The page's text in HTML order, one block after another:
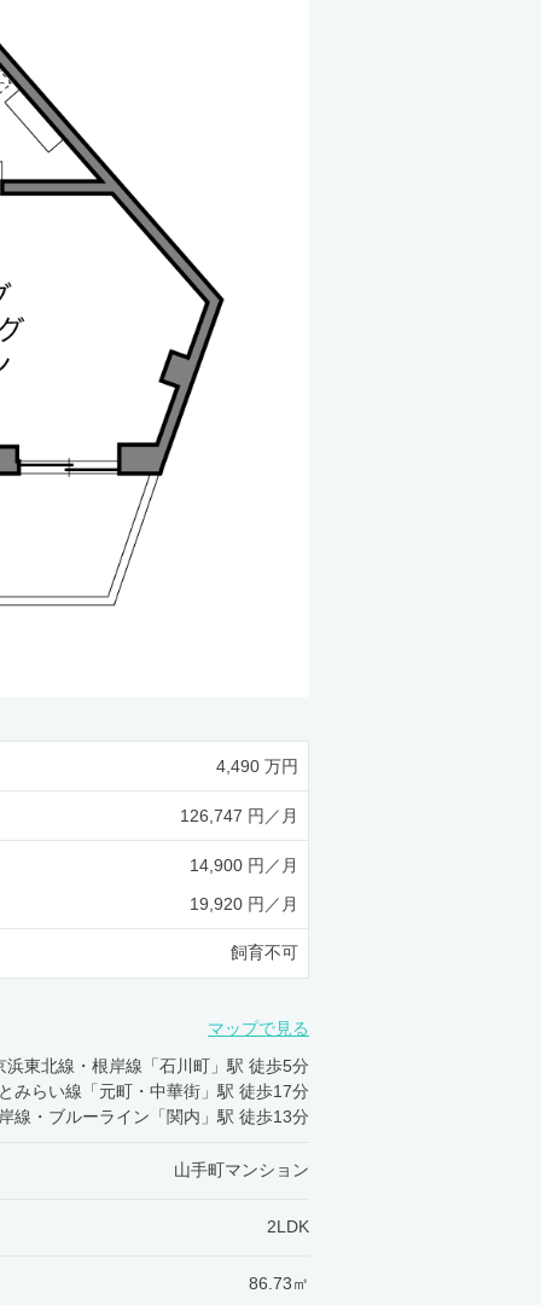
4,490 万円
126,747 円／月
14,900 円／月
19,920 円／月
飼育不可
マップで見る
浜東北線・根岸線「石川町」駅 徒歩5分
みらい線「元町・中華街」駅 徒歩17分
線・ブルーライン「関内」駅 徒歩13分
山手町マンション
2LDK
86.73㎡